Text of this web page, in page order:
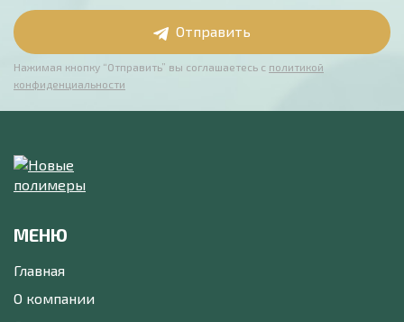
Отправить
Нажимая кнопку “Отправить” вы соглашаетесь с политикой
конфиденциальности
МЕНЮ
Главная
О компании